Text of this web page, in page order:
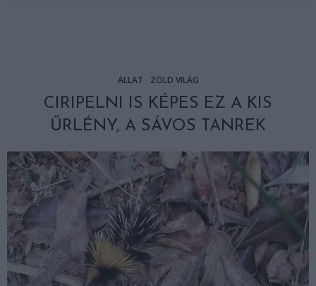
ÁLLAT ZÖLD VILÁG
CIRIPELNI IS KÉPES EZ A KIS
ŰRLÉNY, A SÁVOS TANREK